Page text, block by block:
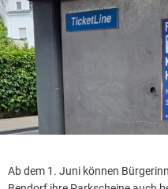
Ab dem 1. Juni können